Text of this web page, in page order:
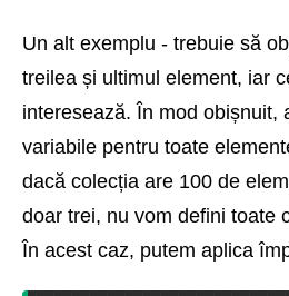
Un alt exemplu - trebuie să
treilea și ultimul element, iar
interesează. În mod obișnuit,
variabile pentru toate
dacă colecția are 100 de
doar trei, nu vom defini toate
În acest caz, putem aplica